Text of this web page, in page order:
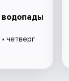
водопады
четверг